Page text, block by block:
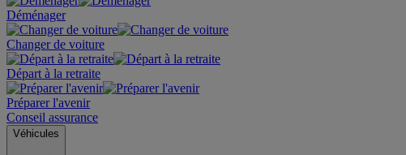
Déménager
Changer de voiture
Départ à la retraite
Préparer l'avenir
Conseil assurance
Véhicules